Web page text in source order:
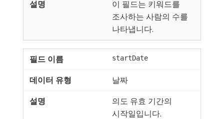
이 필드는 키워드를
조사하는 사람의 수를
나타냅니다.
startDate
날짜
의도 유효 기간의
시작일입니다.